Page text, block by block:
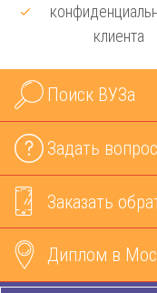
клиента
Поиск ВУЗа
Задать вопрос
Заказать
Диплом в